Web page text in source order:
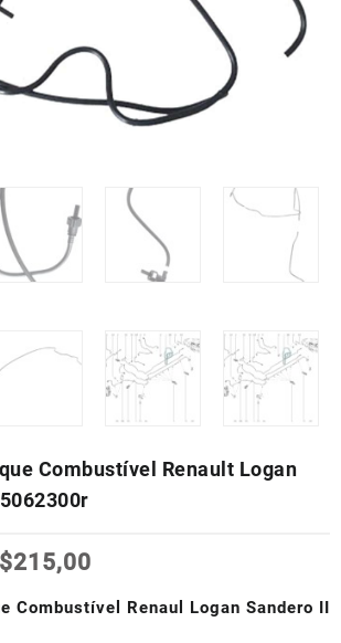
Combustível Renault Logan
215,00
atual
Combustível Renaul Logan Sandero II